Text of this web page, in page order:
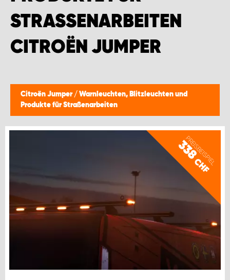
STRASSENARBEITEN C
ITROËN JUMPER
Citroën Jumper / Warnleuchten, Blitzleuchten und
Produkte für Straßenarbeiten
PREISBEISPIEL
338
CHF